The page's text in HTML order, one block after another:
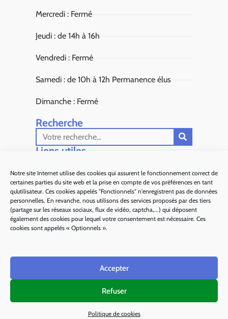
Notre site Internet utilise des cookies qui assurent le fonctionnement correct de
certaines parties du site web et la prise en compte de vos préférences en tant
qu’utilisateur. Ces cookies appelés "Fonctionnels" n'enregistrent pas de données
personnelles. En revanche, nous utilisons des services proposés par des tiers
(partage sur les réseaux sociaux, flux de vidéo, captcha,...) qui déposent
également des cookies pour lequel votre consentement est nécessaire. Ces
cookies sont appelés « Optionnels ».
Accepter
Refuser
Politique de cookies
Mercredi : Fermé
Jeudi : de 14h à 16h
Vendredi : Fermé
Samedi : de 10h à 12h Permanence élus
Dimanche : Fermé
Recherche
Liens utiles​
Sous Préfecture de Grasse
Département 06
Alpes d'Azur Tourisme
Accessibilité : partiellement conforme